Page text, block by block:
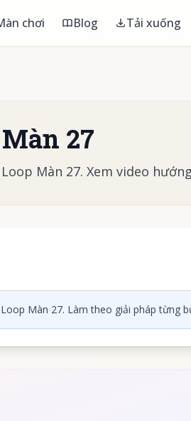
chơi Blog Tải xuống
27
Màn 27. Xem video
Màn 27. Làm theo giải pháp từng